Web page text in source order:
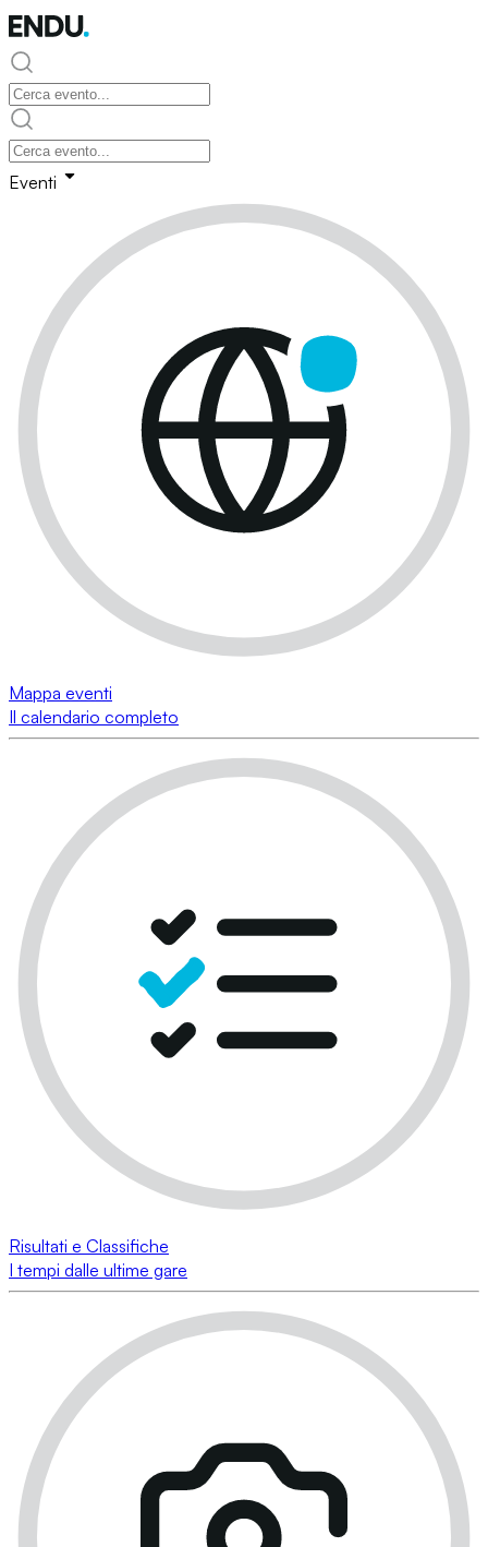
Eventi
Mappa eventi
Il calendario completo
Risultati e Classifiche
I tempi dalle ultime gare